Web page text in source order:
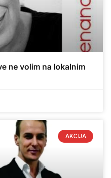
ne volim na lokalnim
AKCIJA